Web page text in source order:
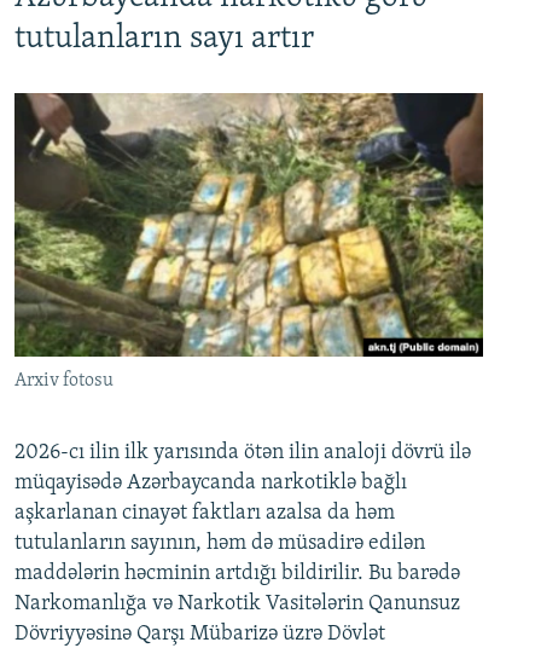
tutulanların sayı artır
Arxiv fotosu
2026-cı ilin ilk yarısında ötən ilin analoji dövrü ilə
müqayisədə Azərbaycanda narkotiklə bağlı
aşkarlanan cinayət faktları azalsa da həm
tutulanların sayının, həm də müsadirə edilən
maddələrin həcminin artdığı bildirilir. Bu barədə
Narkomanlığa və Narkotik Vasitələrin Qanunsuz
Dövriyyəsinə Qarşı Mübarizə üzrə Dövlət